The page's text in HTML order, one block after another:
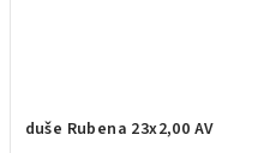
duše Rubena 23x2,00 AV